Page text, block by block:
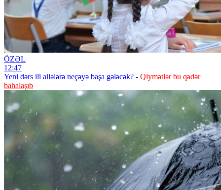
ÖZƏL
12:47
Yeni dərs ili ailələrə neçəyə başa gələcək? - Qiymətlər bu qədər
bahalaşıb